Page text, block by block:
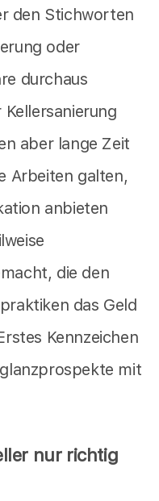
den Stichworten
oder
durchaus
aber lange Zeit
Arbeiten galten,
anbieten
die den
das Geld
Kennzeichen
mit
nur richtig